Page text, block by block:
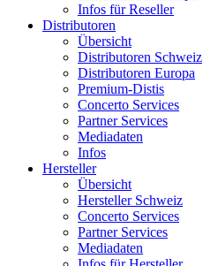
Infos für Reseller
Distributoren
Übersicht
Distributoren Schweiz
Distributoren Europa
Premium-Distis
Concerto Services
Partner Services
Mediadaten
Infos
Hersteller
Übersicht
Hersteller Schweiz
Concerto Services
Partner Services
Mediadaten